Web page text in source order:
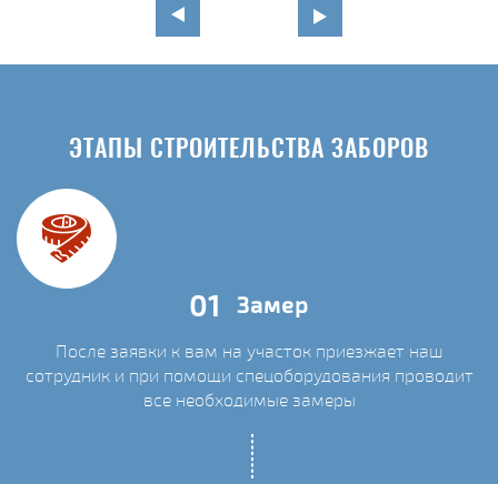
ЭТАПЫ СТРОИТЕЛЬСТВА ЗАБОРОВ
01 Замер
После заявки к вам на участок приезжает наш
сотрудник и при помощи спецоборудования проводит
все необходимые замеры